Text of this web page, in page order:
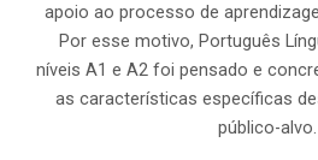
apoio ao processo de
Por esse motivo, Português
níveis A1 e A2 foi pensado e
as características específicas
público-alvo.